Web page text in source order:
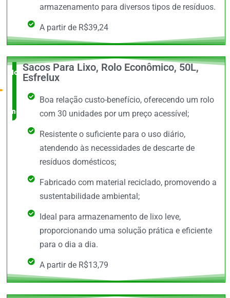
armazenamento para diversos tipos de resíduos.
A partir de R$39,24
Novidade
no
mercado
Sacos Para Lixo, Rolo Econômico, 50L,
Esfrelux
Boa relação custo-benefício, oferecendo um rolo
com 30 unidades por um preço acessível;
Resistente o suficiente para o uso diário,
atendendo às necessidades de descarte de
resíduos domésticos;
Fabricado com material reciclado, promovendo a
sustentabilidade ambiental;
Ideal para armazenamento de lixo leve,
proporcionando uma solução prática e eficiente
para o dia a dia.
A partir de R$13,79